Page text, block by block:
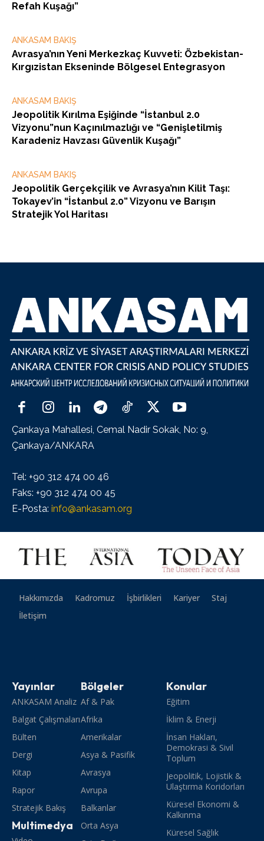
Refah Kuşağı”
ANKASAM BAKIŞ
Avrasya’nın Yeni Merkezkaç Kuvveti: Özbekistan-
Kırgızistan Ekseninde Bölgesel Entegrasyon
ANKASAM BAKIŞ
Jeopolitik Kırılma Eşiğinde “İstanbul 2.0
Vizyonu”nun Kaçınılmazlığı ve “Genişletilmiş
Karadeniz Havzası Güvenlik Kuşağı”
ANKASAM BAKIŞ
Jeopolitik Gerçekçilik ve Avrasya’nın Kilit Taşı:
Tokayev’in “İstanbul 2.0” Vizyonu ve Barışın
Stratejik Yol Haritası
Çankaya Mahallesi, Cemal Nadir Sokak, No: 9,
Çankaya/ANKARA
Tel: +90 312 474 00 46
Faks: +90 312 474 00 45
E-Posta: info@ankasam.org
Hakkımızda Kadromuz İşbirlikleri Kariyer
Staj
İletişim
Yayınlar
ANKASAM Analiz
Balgat Çalışmaları
Bülten
Dergi
Kitap
Rapor
Stratejik Bakış
Multimedya
Bölgeler
Af & Pak
Afrika
Amerikalar
Asya & Pasifik
Avrasya
Avrupa
Balkanlar
Orta Asya
Konular
Eğitim
İklim & Enerji
İnsan Hakları,
Demokrasi & Sivil
Toplum
Jeopolitik, Lojistik &
Ulaştırma Koridorları
Küresel Ekonomi &
Kalkınma
Küresel Sağlık